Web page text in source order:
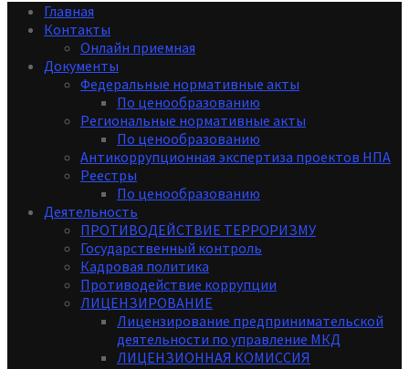
Главная
Контакты
Онлайн приемная
Документы
Федеральные нормативные акты
По ценообразованию
Региональные нормативные акты
По ценообразованию
Антикоррупционная экспертиза проектов НПА
Реестры
По ценообразованию
Деятельность
ПРОТИВОДЕЙСТВИЕ ТЕРРОРИЗМУ
Государственный контроль
Кадровая политика
Противодействие коррупции
ЛИЦЕНЗИРОВАНИЕ
Лицензирование предпринимательской
деятельности по управление МКД
ЛИЦЕНЗИОННАЯ КОМИССИЯ